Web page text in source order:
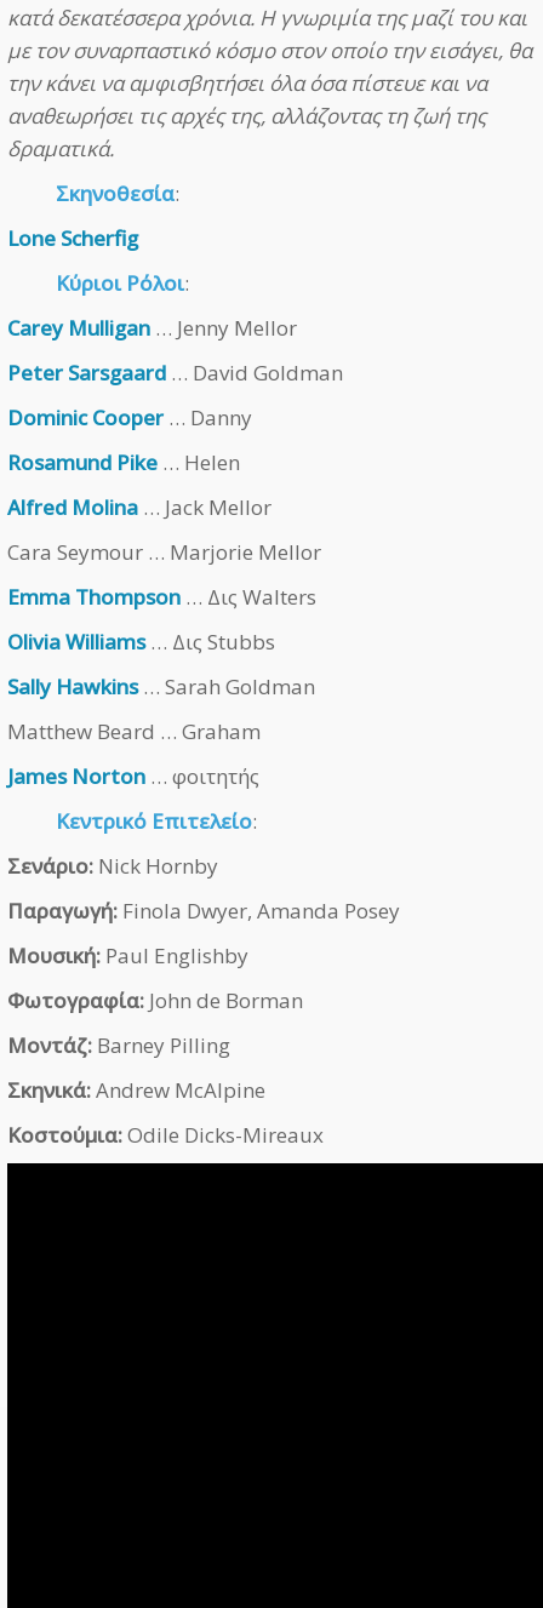
κατά δεκατέσσερα χρόνια. Η γνωριμία της μαζί του και
με τον συναρπαστικό κόσμο στον οποίο την εισάγει, θα
την κάνει να αμφισβητήσει όλα όσα πίστευε και να
αναθεωρήσει τις αρχές της, αλλάζοντας τη ζωή της
δραματικά.
Σκηνοθεσία:
Lone Scherfig
Κύριοι Ρόλοι:
Carey Mulligan … Jenny Mellor
Peter Sarsgaard … David Goldman
Dominic Cooper … Danny
Rosamund Pike … Helen
Alfred Molina … Jack Mellor
Cara Seymour … Marjorie Mellor
Emma Thompson … Δις Walters
Olivia Williams… Δις Stubbs
Sally Hawkins… Sarah Goldman
Matthew Beard … Graham
James Norton … φοιτητής
Κεντρικό Επιτελείο:
Σενάριο: Nick Hornby
Παραγωγή: Finola Dwyer, Amanda Posey
Μουσική: Paul Englishby
Φωτογραφία: John de Borman
Μοντάζ: Barney Pilling
Σκηνικά:Andrew McAlpine
Κοστούμια:Odile Dicks-Mireaux